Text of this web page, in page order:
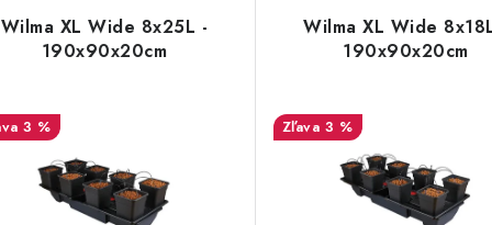
e
n
i
e
p
Wilma XL Wide 8x25L -
190x90x20cm
3 %
Wilma XL Wide
190x90x20cm
3 %